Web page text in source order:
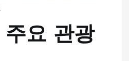
주요 관광